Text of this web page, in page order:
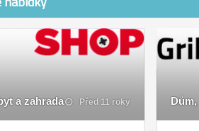
a zahrada Před 11 roky